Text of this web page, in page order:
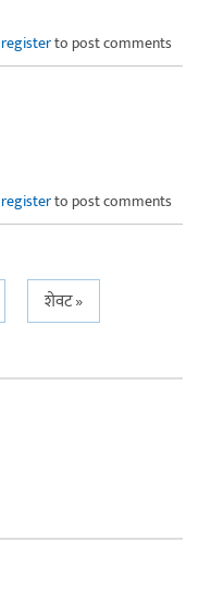
registerto post comments
registerto post comments
शेवट »